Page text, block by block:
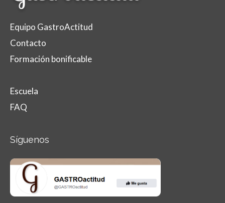
Equipo GastroActitud
Contacto
Formación bonificable
Escuela
FAQ
Síguenos